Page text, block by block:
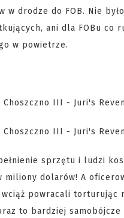
w drodze do FOB. Nie
ani dla FOBu co
w powietrze.
sprzętu i ludzi
miliony dolarów! A
wciąż powracali torturując
to bardziej samobójcze